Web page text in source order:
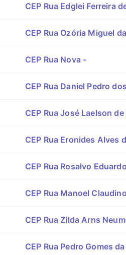
CEP Rua Edglei Ferreira
CEP Rua Ozória Miguel
CEP Rua Nova -
CEP Rua Daniel Pedro
CEP Rua José Laelson
CEP Rua Eronides Alves
CEP Rua Rosalvo
CEP Rua Manoel
CEP Rua Zilda Arns
CEP Rua Pedro Gomes